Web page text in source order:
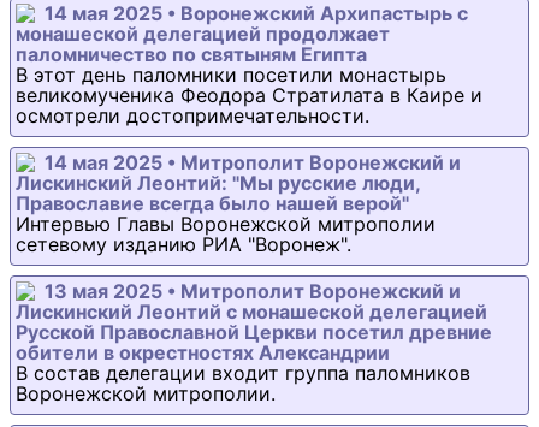
14 мая 2025 • Воронежский Архипастырь с
монашеской делегацией продолжает
паломничество по святыням Египта
В этот день паломники посетили монастырь
великомученика Феодора Стратилата в Каире и
осмотрели достопримечательности.
14 мая 2025 • Митрополит Воронежский и
Лискинский Леонтий: "Мы русские люди,
Православие всегда было нашей верой"
Интервью Главы Воронежской митрополии
сетевому изданию РИА "Воронеж".
13 мая 2025 • Митрополит Воронежский и
Лискинский Леонтий с монашеской делегацией
Русской Православной Церкви посетил древние
обители в окрестностях Александрии
В состав делегации входит группа паломников
Воронежской митрополии.